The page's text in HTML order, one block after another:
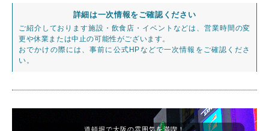
詳細は一次情報をご確認ください
ご紹介しております施設・飲食店・イベントなどは、営業時間の変
更や休業または中止の可能性がございます。
おでかけの際には、事前に公式HPなどで一次情報をご確認くださ
い。
道頓堀で大阪の雰囲気を満喫！